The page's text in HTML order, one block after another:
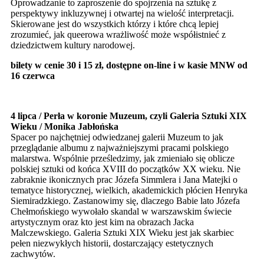
Oprowadzanie to zaproszenie do spojrzenia na sztukę z
perspektywy inkluzywnej i otwartej na wielość interpretacji.
Skierowane jest do wszystkich którzy i które chcą lepiej
zrozumieć, jak queerowa wrażliwość może współistnieć z
dziedzictwem kultury narodowej.
bilety w cenie 30 i 15 zł, dostępne on-line i w kasie MNW od
16 czerwca
4 lipca / Perła w koronie Muzeum, czyli Galeria Sztuki XIX
Wieku / Monika Jabłońska
Spacer po najchętniej odwiedzanej galerii Muzeum to jak
przeglądanie albumu z najważniejszymi pracami polskiego
malarstwa. Wspólnie prześledzimy, jak zmieniało się oblicze
polskiej sztuki od końca XVIII do początków XX wieku. Nie
zabraknie ikonicznych prac Józefa Simmlera i Jana Matejki o
tematyce historycznej, wielkich, akademickich płócien Henryka
Siemiradzkiego. Zastanowimy się, dlaczego Babie lato Józefa
Chełmońskiego wywołało skandal w warszawskim świecie
artystycznym oraz kto jest kim na obrazach Jacka
Malczewskiego. Galeria Sztuki XIX Wieku jest jak skarbiec
pełen niezwykłych historii, dostarczający estetycznych
zachwytów.